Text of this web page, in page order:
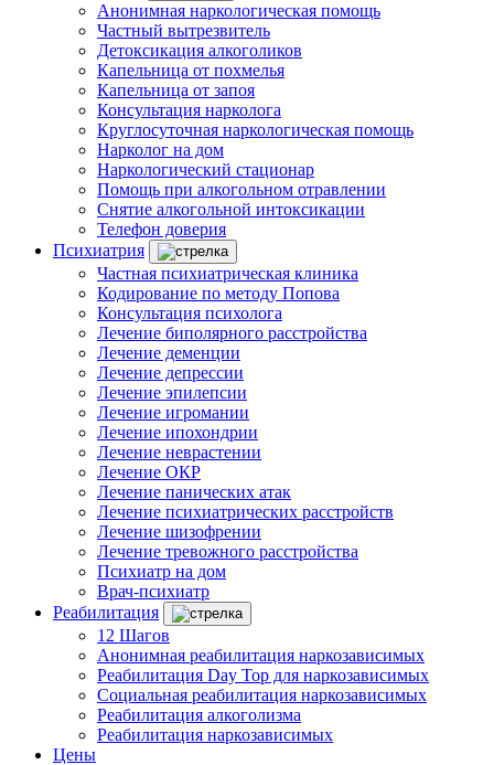
Анонимная наркологическая помощь
Частный вытрезвитель
Детоксикация алкоголиков
Капельница от похмелья
Капельница от запоя
Консультация нарколога
Круглосуточная наркологическая помощь
Нарколог на дом
Наркологический стационар
Помощь при алкогольном отравлении
Снятие алкогольной интоксикации
Телефон доверия
Психиатрия
Частная психиатрическая клиника
Кодирование по методу Попова
Консультация психолога
Лечение биполярного расстройства
Лечение деменции
Лечение депрессии
Лечение эпилепсии
Лечение игромании
Лечение ипохондрии
Лечение неврастении
Лечение ОКР
Лечение панических атак
Лечение психиатрических расстройств
Лечение шизофрении
Лечение тревожного расстройства
Психиатр на дом
Врач-психиатр
Реабилитация
12 Шагов
Анонимная реабилитация наркозависимых
Реабилитация Day Top для наркозависимых
Социальная реабилитация наркозависимых
Реабилитация алкоголизма
Реабилитация наркозависимых
Цены